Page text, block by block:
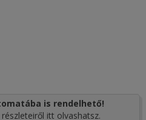
is rendelhető!
itt olvashatsz.